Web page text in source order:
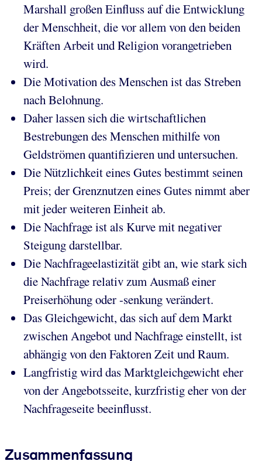
Marshall großen Einfluss auf die Entwicklung
der Menschheit, die vor allem von den beiden
Kräften Arbeit und Religion vorangetrieben
wird.
Die Motivation des Menschen ist das Streben
nach Belohnung.
Daher lassen sich die wirtschaftlichen
Bestrebungen des Menschen mithilfe von
Geldströmen quantifizieren und untersuchen.
Die Nützlichkeit eines Gutes bestimmt seinen
Preis; der Grenznutzen eines Gutes nimmt aber
mit jeder weiteren Einheit ab.
Die Nachfrage ist als Kurve mit negativer
Steigung darstellbar.
Die Nachfrageelastizität gibt an, wie stark sich
die Nachfrage relativ zum Ausmaß einer
Preiserhöhung oder -senkung verändert.
Das Gleichgewicht, das sich auf dem Markt
zwischen Angebot und Nachfrage einstellt, ist
abhängig von den Faktoren Zeit und Raum.
Langfristig wird das Marktgleichgewicht eher
von der Angebotsseite, kurzfristig eher von der
Nachfrageseite beeinflusst.
Zusammenfassung